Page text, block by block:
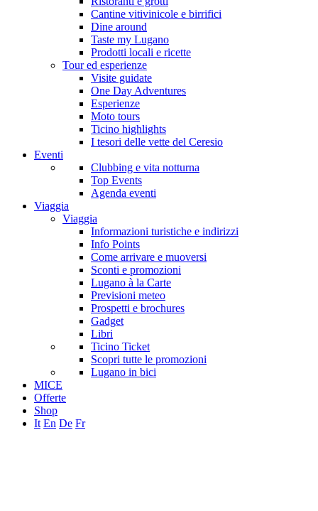
Cantine vitivinicole e birrifici
Dine around
Taste my Lugano
Prodotti locali e ricette
Tour ed esperienze
Visite guidate
One Day Adventures
Esperienze
Moto tours
Ticino highlights
I tesori delle vette del Ceresio
Eventi
Clubbing e vita notturna
Top Events
Agenda eventi
Viaggia
Viaggia
Informazioni turistiche e indirizzi
Info Points
Come arrivare e muoversi
Sconti e promozioni
Lugano à la Carte
Previsioni meteo
Prospetti e brochures
Gadget
Libri
Ticino Ticket
Scopri tutte le promozioni
Lugano in bici
MICE
Offerte
Shop
It En De Fr